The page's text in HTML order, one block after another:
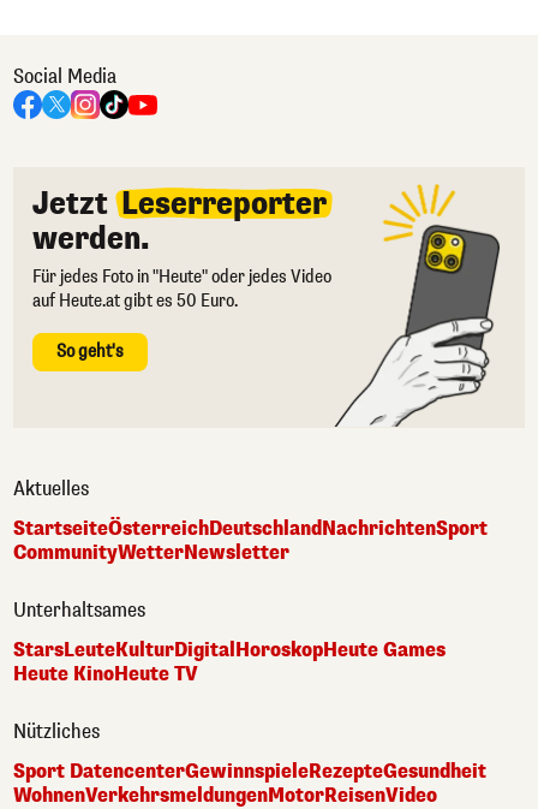
Social Media
Jetzt Leserreporter
werden.
Für jedes Foto in "Heute" oder jedes Video
auf Heute.at gibt es 50 Euro.
So geht's
Aktuelles
StartseiteÖsterreichDeutschlandNachrichtenSport
CommunityWetterNewsletter
Unterhaltsames
StarsLeuteKulturDigitalHoroskopHeute Games
Heute KinoHeute TV
Nützliches
Sport DatencenterGewinnspieleRezepteGesundheit
WohnenVerkehrsmeldungenMotorReisenVideo